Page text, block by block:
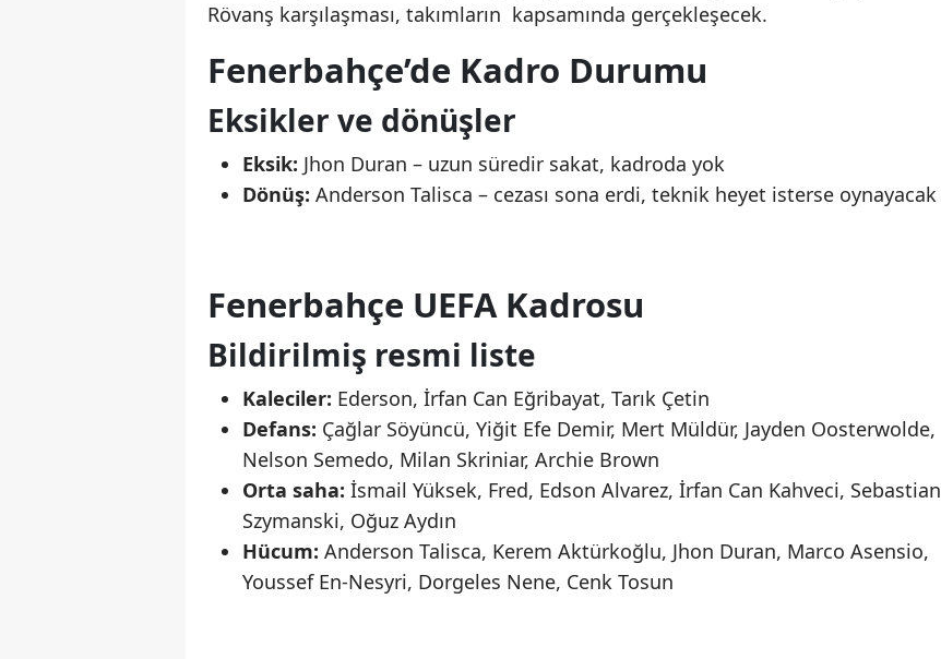
Rövanş karşılaşması, takımların kapsamında gerçekleşecek.
Fenerbahçe’de Kadro Durumu
Eksikler ve dönüşler
Eksik: Jhon Duran – uzun süredir sakat, kadroda yok
Dönüş: Anderson Talisca – cezası sona erdi, teknik heyet isterse oynayacak
Fenerbahçe UEFA Kadrosu
Bildirilmiş resmi liste
Kaleciler: Ederson, İrfan Can Eğribayat, Tarık Çetin
Defans: Çağlar Söyüncü, Yiğit Efe Demir, Mert Müldür, Jayden Oosterwolde,
Nelson Semedo, Milan Skriniar, Archie Brown
Orta saha: İsmail Yüksek, Fred, Edson Alvarez, İrfan Can Kahveci, Sebastian
Szymanski, Oğuz Aydın
Hücum: Anderson Talisca, Kerem Aktürkoğlu, Jhon Duran, Marco Asensio,
Youssef En-Nesyri, Dorgeles Nene, Cenk Tosun